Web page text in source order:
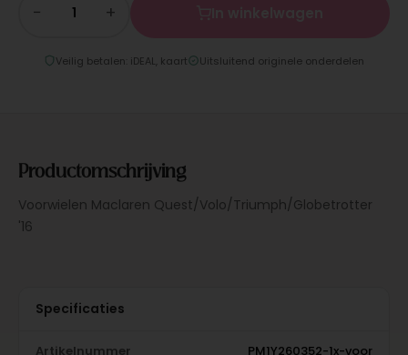
− +
Veilig betalen: iDEAL, kaart Uitsluitend originele onderdelen
Productomschrijving
Voorwielen Maclaren Quest/Volo/Triumph/Globetrotter
'16
Specificaties
Artikelnummer PM1Y260352-1x-voor